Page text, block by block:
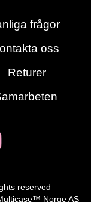
frågor
oss
Returer
reserved
Norge AS